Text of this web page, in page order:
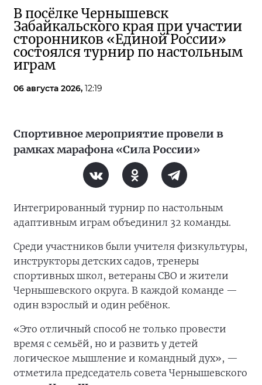
В посёлке Чернышевск
Забайкальского края при участии
сторонников «Единой России»
состоялся турнир по настольным
играм
06 августа 2026, 12:19
Спортивное мероприятие провели в
рамках марафона «Сила России»
Интегрированный турнир по настольным
адаптивным играм объединил 32 команды.
Среди участников были учителя физкультуры,
инструкторы детских садов, тренеры
спортивных школ, ветераны СВО и жители
Чернышевского округа. В каждой команде —
один взрослый и один ребёнок.
«Это отличный способ не только провести
время с семьёй, но и развить у детей
логическое мышление и командный дух», —
отметила председатель совета Чернышевского